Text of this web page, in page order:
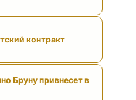
контракт
Бруну привнесет в